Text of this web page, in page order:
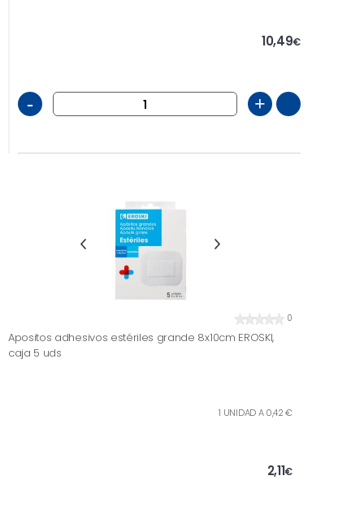
10,49€
- +
0
Apositos adhesivos estériles grande 8x10cm EROSKI,
caja 5 uds
1 UNIDAD A 0,42 €
2,11€